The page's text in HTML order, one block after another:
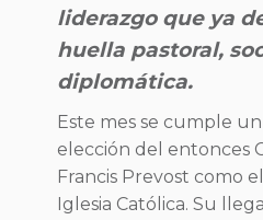
liderazgo que ya
huella pastoral,
diplomática.
Este mes se cumple
elección del entonces
Francis Prevost como
Iglesia Católica. Su